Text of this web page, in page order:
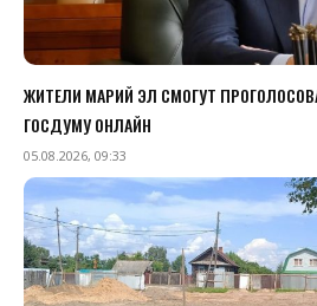
ЖИТЕЛИ МАРИЙ ЭЛ СМОГУТ
ГОСДУМУ ОНЛАЙН
05.08.2026, 09:33